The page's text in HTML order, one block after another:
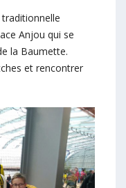
Anjou qui se
la Baumette.
et rencontrer